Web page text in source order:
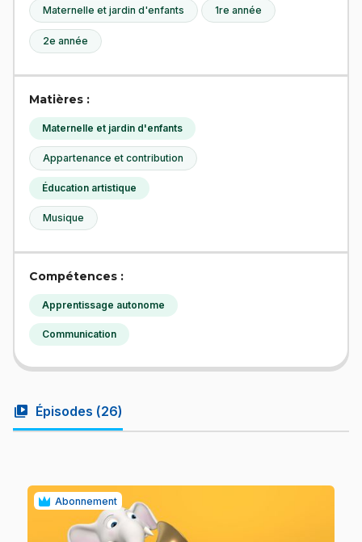
Maternelle et jardin d'enfants 1re année
2e année
Matières :
Maternelle et jardin d'enfants
Appartenance et contribution
Éducation artistique
Musique
Compétences :
Apprentissage autonome
Communication
video_library Épisodes (26)
Abonnement